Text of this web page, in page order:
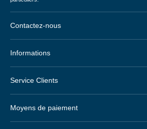
Contactez-nous
Informations
Service Clients
Moyens de paiement